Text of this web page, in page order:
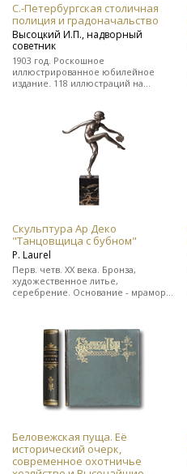
С.-Петербургская столичная
полиция и градоначальство
Высоцкий И.П., надворный
советник
1903 год. Роскошное
иллюстрированное юбилейное
издание. 118 иллюстраций на
цельнокожаном переплете.
Скульптура Ар Деко
"Танцовщица с бубном"
Р. Laurel
Перв. четв. ХХ века. Бронза,
художественное литье,
серебрение. Основание - мрамор.
мастерской.
Беловежская пуща. Её
исторический очерк,
современное охотничье